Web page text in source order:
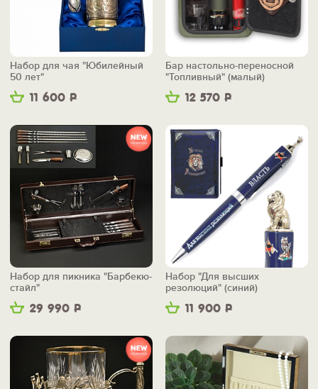
11 600 Р
Набор для чая "Юбилейный
50 лет"
12 570 Р
Бар настольно-переносной
"Топливный" (малый)
29 990 Р
Набор для пикника "Барбекю-
стайл"
11 900 Р
Набор "Для высших
резолюций" (синий)